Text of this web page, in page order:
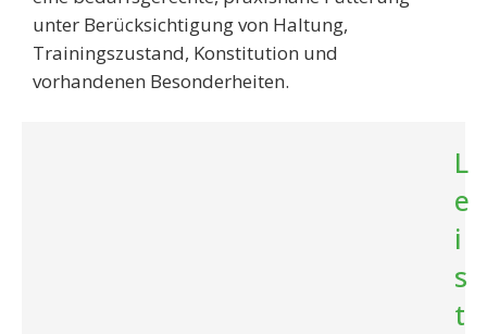
unter Berücksichtigung von Haltung,
Trainingszustand, Konstitution und
vorhandenen Besonderheiten.
L
e
i
s
t